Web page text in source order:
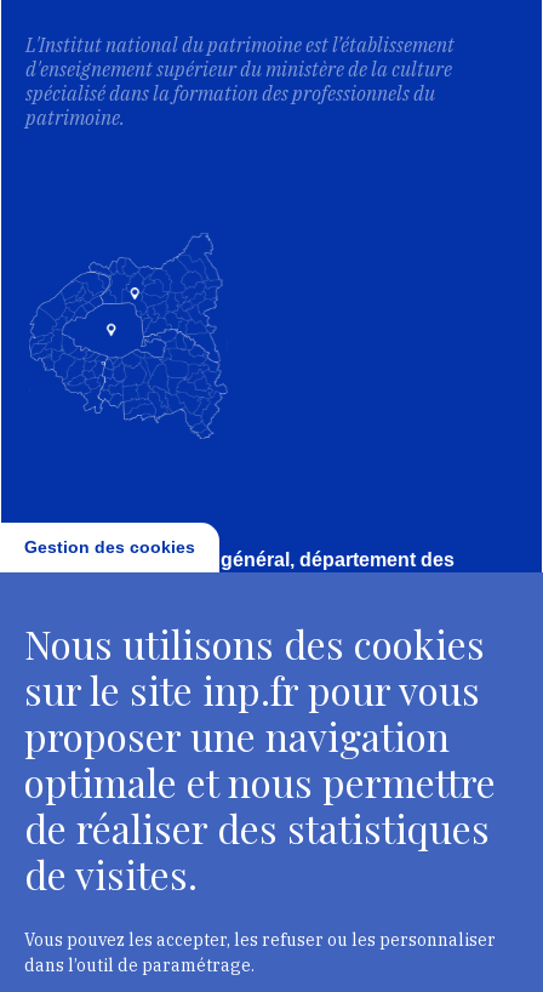
L'Institut national du patrimoine est l’établissement
d'enseignement supérieur du ministère de la culture
spécialisé dans la formation des professionnels du
patrimoine.
Direction, secrétariat général, département des
2 rue Vivienne - 75002 Paris
Tél. : + 33 1 44 41 16 41
Contacts
Département des restaurateurs
124 rue Henri Barbusse - 93300 Aubervilliers
Contacts
Gestion des cookies
Nous utilisons des cookies
sur le site inp.fr pour vous
proposer une navigation
optimale et nous permettre
de réaliser des statistiques
de visites.
Vous pouvez les accepter, les refuser ou les personnaliser
dans l’outil de paramétrage.